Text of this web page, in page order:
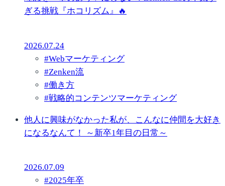
ぎる挑戦『ホコリズム』🔥
2026.07.24
#Webマーケティング
#Zenken流
#働き方
#戦略的コンテンツマーケティング
他人に興味がなかった私が、こんなに仲間を大好き
になるなんて！ ～新卒1年目の日常～
2026.07.09
#2025年卒